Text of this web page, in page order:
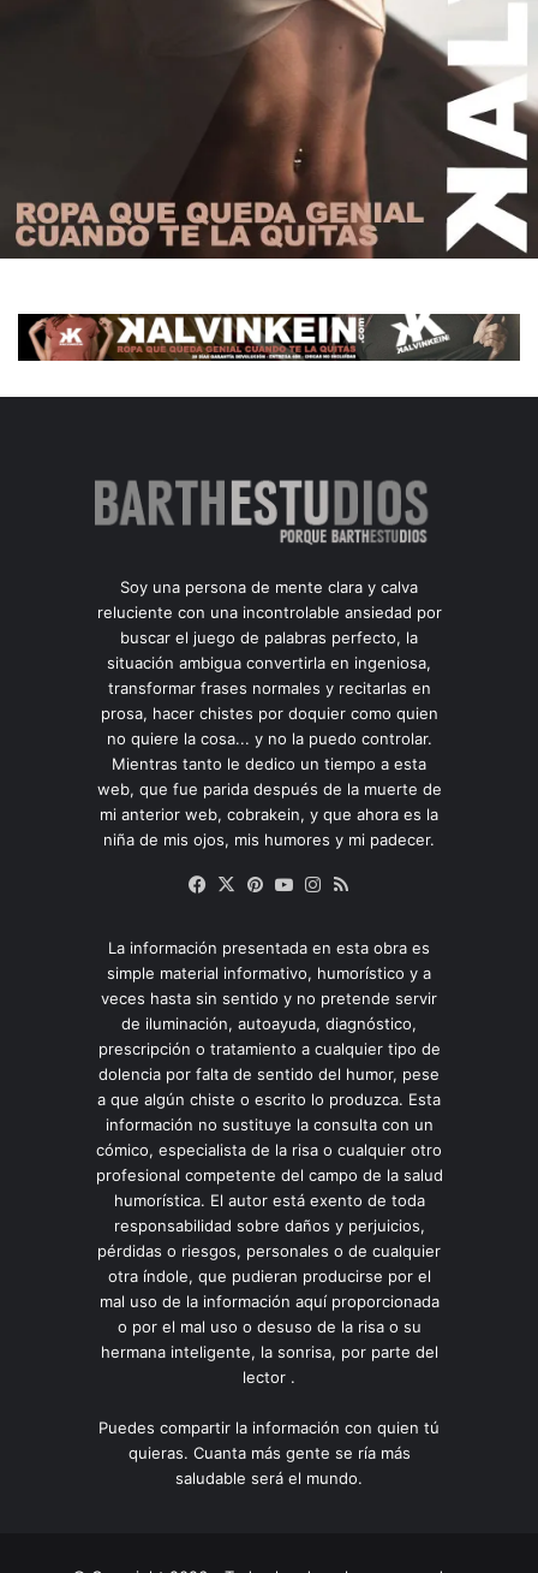
Soy una persona de mente clara y calva
reluciente con una incontrolable ansiedad por
buscar el juego de palabras perfecto, la
situación ambigua convertirla en ingeniosa,
transformar frases normales y recitarlas en
prosa, hacer chistes por doquier como quien
no quiere la cosa... y no la puedo controlar.
Mientras tanto le dedico un tiempo a esta
web, que fue parida después de la muerte de
mi anterior web, cobrakein, y que ahora es la
niña de mis ojos, mis humores y mi padecer.
Facebook
X Pinterest
YouTubeInstagram
La información presentada en esta obra es
simple material informativo, humorístico y a
veces hasta sin sentido y no pretende servir
de iluminación, autoayuda, diagnóstico,
prescripción o tratamiento a cualquier tipo de
dolencia por falta de sentido del humor, pese
a que algún chiste o escrito lo produzca. Esta
información no sustituye la consulta con un
cómico, especialista de la risa o cualquier otro
profesional competente del campo de la salud
humorística. El autor está exento de toda
responsabilidad sobre daños y perjuicios,
pérdidas o riesgos, personales o de cualquier
otra índole, que pudieran producirse por el
mal uso de la información aquí proporcionada
o por el mal uso o desuso de la risa o su
hermana inteligente, la sonrisa, por parte del
lector .
Puedes compartir la información con quien tú
quieras. Cuanta más gente se ría más
saludable será el mundo.